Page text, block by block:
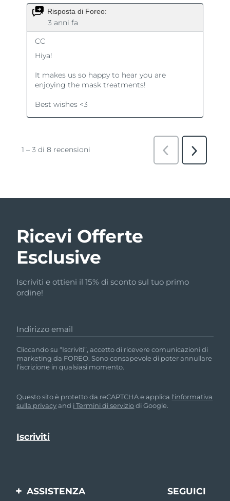
Ricevi Offerte
Esclusive
Iscriviti e ottieni il 15% di sconto sul tuo primo
ordine!
Indirizzo email
Cliccando su “Iscriviti”, accetto di ricevere comunicazioni di
marketing da FOREO. Sono consapevole di poter annullare
l’iscrizione in qualsiasi momento.
Questo sito è protetto da reCAPTCHA e applica l'informativa
sulla privacyand i Termini di serviziodi Google.
ASSISTENZA SEGUICI